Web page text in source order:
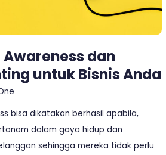
dan
untuk Bisnis Anda
bisa dikatakan berhasil apabila,
dalam gaya hidup dan
sehingga mereka tidak perlu